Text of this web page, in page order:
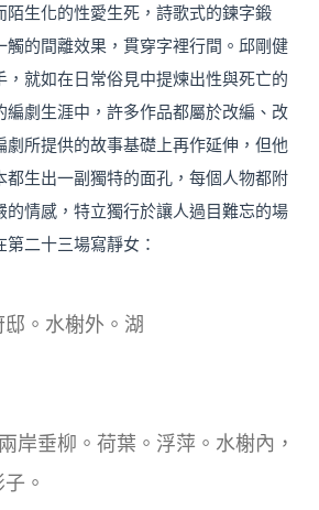
陌生化的性愛生死，詩歌式的鍊字鍛
觸的間離效果，貫穿字裡行間。邱剛健
，就如在日常俗見中提煉出性與死亡的
編劇生涯中，許多作品都屬於改編、改
劇所提供的故事基礎上再作延伸，但他
都生出一副獨特的面孔，每個人物都附
的情感，特立獨行於讓人過目難忘的場
二十三場寫靜女：
。水榭外。湖
岸垂柳。荷葉。浮萍。水榭內，
。